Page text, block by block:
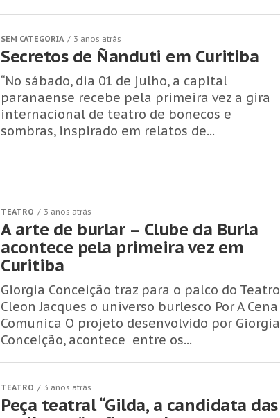
SEM CATEGORIA 3 anos atrás
Secretos de Ñanduti em Curitiba
“No sábado, dia 01 de julho, a capital
paranaense recebe pela primeira vez a gira
internacional de teatro de bonecos e
sombras, inspirado em relatos de...
TEATRO 3 anos atrás
A arte de burlar – Clube da Burla
acontece pela primeira vez em
Curitiba
Giorgia Conceição traz para o palco do Teatro
Cleon Jacques o universo burlesco Por A Cena
Comunica O projeto desenvolvido por Giorgia
Conceição, acontece entre os...
TEATRO 3 anos atrás
Peça teatral “Gilda, a candidata das